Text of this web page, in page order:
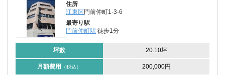
住所
江東区門前仲町1-3-6
最寄り駅
門前仲町駅 徒歩1分
坪数 20.10坪
月額費用 （税込） 200,000円